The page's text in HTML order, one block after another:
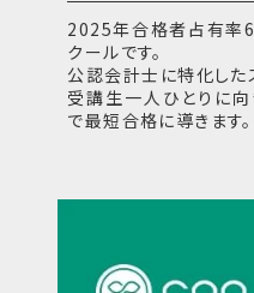
2025年合格者占有率
クールです。
公認会計士に特化した
受講生一人ひとりに
で最短合格に導きます。